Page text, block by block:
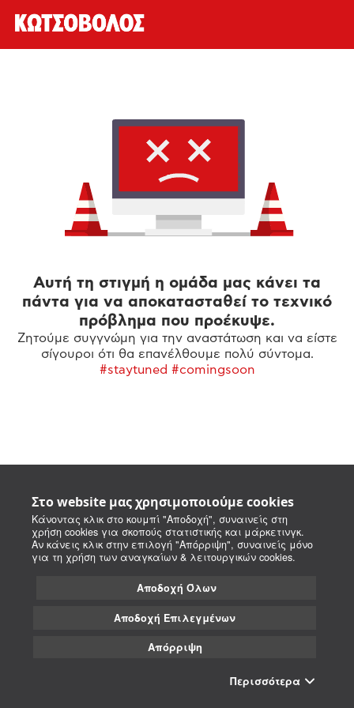
Στο website μας χρησιμοποιούμε cookies
Κάνοντας κλικ στο κουμπί "Αποδοχή", συναινείς στη
χρήση cookies για σκοπούς στατιστικής και μάρκετινγκ.
Αν κάνεις κλικ στην επιλογή "Απόρριψη", συναινείς μόνο
για τη χρήση των αναγκαίων & λειτουργικών cookies.
Αποδοχή Όλων
Αποδοχή Επιλεγμένων
Απόρριψη
Περισσότερα
Αυτή τη στιγμή η ομάδα μας κάνει τα
πάντα για να αποκατασταθεί το τεχνικό
πρόβλημα που προέκυψε.
Ζητούμε συγγνώμη για την αναστάτωση και να είστε
σίγουροι ότι θα επανέλθουμε πολύ σύντομα.
#staytuned #comingsoon